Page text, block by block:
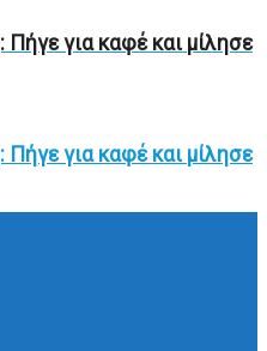
για καφέ και μίλησε
για καφέ και μίλησε